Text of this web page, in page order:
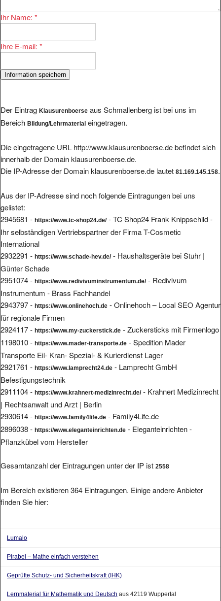
Ihr Name: *
Ihre E-mail: *
Der Eintrag Klausurenboerse aus Schmallenberg ist bei uns im
Bereich Bildung/Lehrmaterial eingetragen.
Die eingetragene URL http://www.klausurenboerse.de befindet sich
innerhalb der Domain klausurenboerse.de.
Die IP-Adresse der Domain klausurenboerse.de lautet 81.169.145.158.
Aus der IP-Adresse sind noch folgende Eintragungen bei uns
gelistet:
2945681 - https://www.tc-shop24.de/- TC Shop24 Frank Knippschild -
Ihr selbständigen Vertriebspartner der Firma T-Cosmetic
International
2932291 - https://www.schade-hev.de/- Haushaltsgeräte bei Stuhr |
Günter Schade
2951074 - https://www.redivivuminstrumentum.de/- Redivivum
Instrumentum - Brass Fachhandel
2943797 - https://www.onlinehoch.de - Onlinehoch – Local SEO Agentur
für regionale Firmen
2924117 - https://www.my-zuckerstick.de - Zuckersticks mit Firmenlogo
1198010 - https://www.mader-transporte.de - Spedition Mader
Transporte Eil- Kran- Spezial- & Kurierdienst Lager
2921761 - https://www.lamprecht24.de - Lamprecht GmbH
Befestigungstechnik
2911104 - https://www.krahnert-medizinrecht.de/- Krahnert Medizinrecht
| Rechtsanwalt und Arzt | Berlin
2930614 - https://www.family4life.de - Family4Life.de
2896038 - https://www.eleganteinrichten.de - Eleganteinrichten -
Pflanzkübel vom Hersteller
Gesamtanzahl der Eintragungen unter der IP ist 2558
Im Bereich existieren 364 Eintragungen. Einige andere Anbieter
finden Sie hier:
Lumalo
Pirabel – Mathe einfach verstehen
Geprüfte Schutz- und Sicherheitskraft (IHK)
Lernmaterial für Mathematik und Deutsch aus 42119 Wuppertal